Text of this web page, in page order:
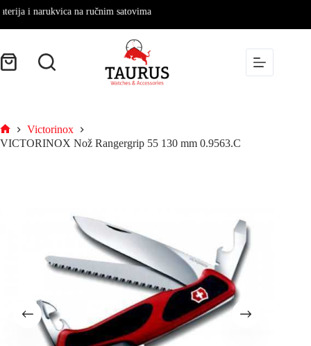
i narukvica na ručnim satovima
Victorinox
VICTORINOX Nož Rangergrip 55 130 mm 0.9563.C